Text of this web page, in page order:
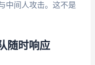
中间人攻击。这不是
随时响应